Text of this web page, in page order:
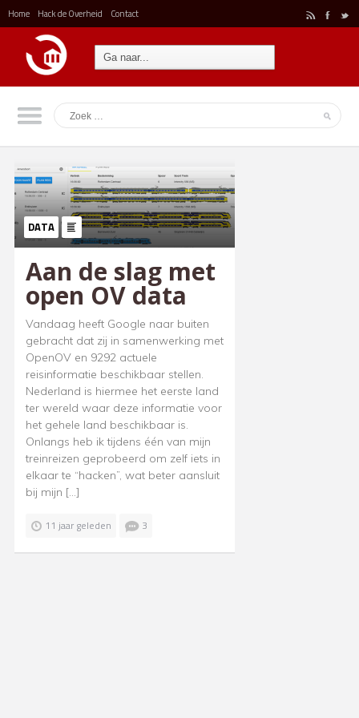
Home Hack de Overheid Contact r F t
DATA
Aan de slag met
open OV data
Vandaag heeft Google naar buiten
gebracht dat zij in samenwerking met
OpenOV en 9292 actuele
reisinformatie beschikbaar stellen.
Nederland is hiermee het eerste land
ter wereld waar deze informatie voor
het gehele land beschikbaar is.
Onlangs heb ik tijdens één van mijn
treinreizen geprobeerd om zelf iets in
elkaar te “hacken”, wat beter aansluit
bij mijn […]
11 jaar geleden 3